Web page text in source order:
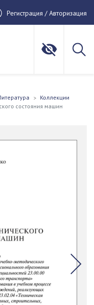
Регистрация / Авторизация
Коллекции
состояния машин